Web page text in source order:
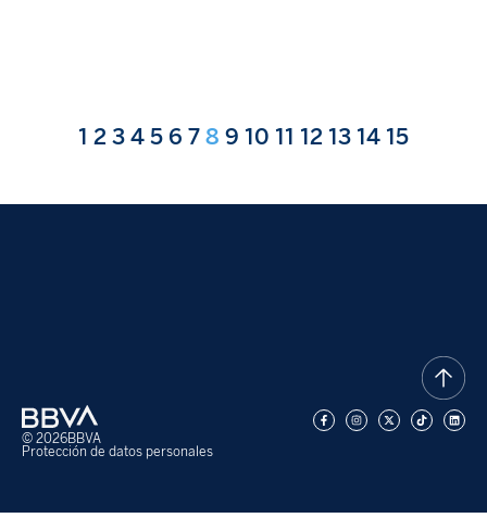
1 2 3 4 5 6 7 8 9 10 11 12 13 14 15
© 2026BBVA
Protección de datos personales